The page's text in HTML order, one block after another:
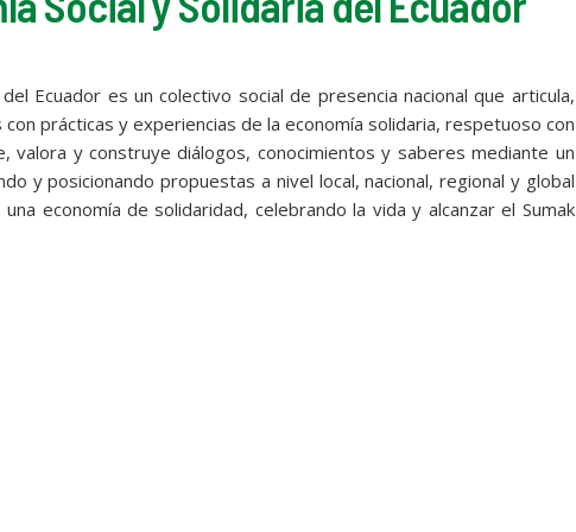
Ecuador es un colectivo social de presencia nacional que articula,
prácticas y experiencias de la economía solidaria, respetuoso con
valora y construye diálogos, conocimientos y saberes mediante un
y posicionando propuestas a nivel local, nacional, regional y global
economía de solidaridad, celebrando la vida y alcanzar el Sumak